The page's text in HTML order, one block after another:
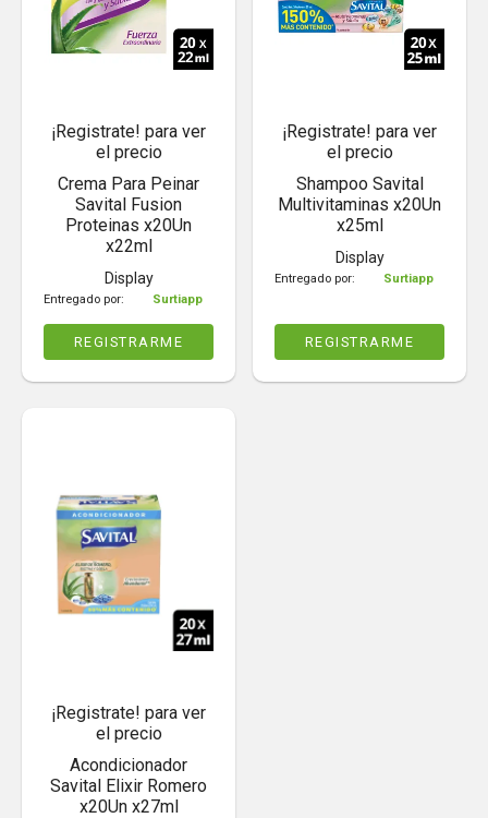
¡Registrate! para ver
el precio
Crema Para Peinar
Savital Fusion
Proteinas x20Un
x22ml
Display
Entregado por: Surtiapp
REGISTRARME
¡Registrate! para ver
el precio
Shampoo Savital
Multivitaminas x20Un
x25ml
Display
Entregado por: Surtiapp
REGISTRARME
¡Registrate! para ver
el precio
Acondicionador
Savital Elixir Romero
x20Un x27ml